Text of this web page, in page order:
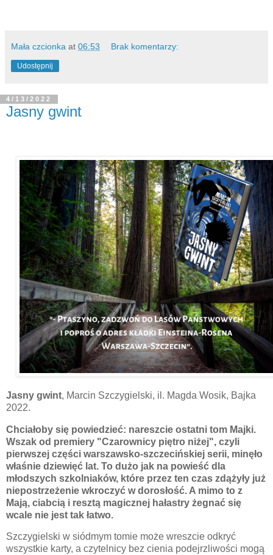
Mała czcionka at 06:53 Brak komentarzy:
Udostępnij
4/13/2022
Jasny gwint
Jasny gwint, Marcin Szczygielski, il. Magda Wosik, Bajka
2022.
Chciałoby się powiedzieć: nareszcie ostatni tom Majki.
Wszak od premiery "Czarownicy piętro niżej", czyli
pierwszej części warszawsko-szczecińskiej serii, minęło
właśnie dziewięć lat. To dużo jak na powieść dla
młodszych szkolniaków, które przez ten czas zdążyły już
niepostrzeżenie wkroczyć w dorosłość. A mimo to z
Mają, ciabcią i resztą magicznej hałastry żegnać się
wcale nie jest tak łatwo.
Szczygielski w siódmym tomie może wreszcie odkryć
wszystkie karty, a czytelnicy bez cienia podejrzliwości mogą